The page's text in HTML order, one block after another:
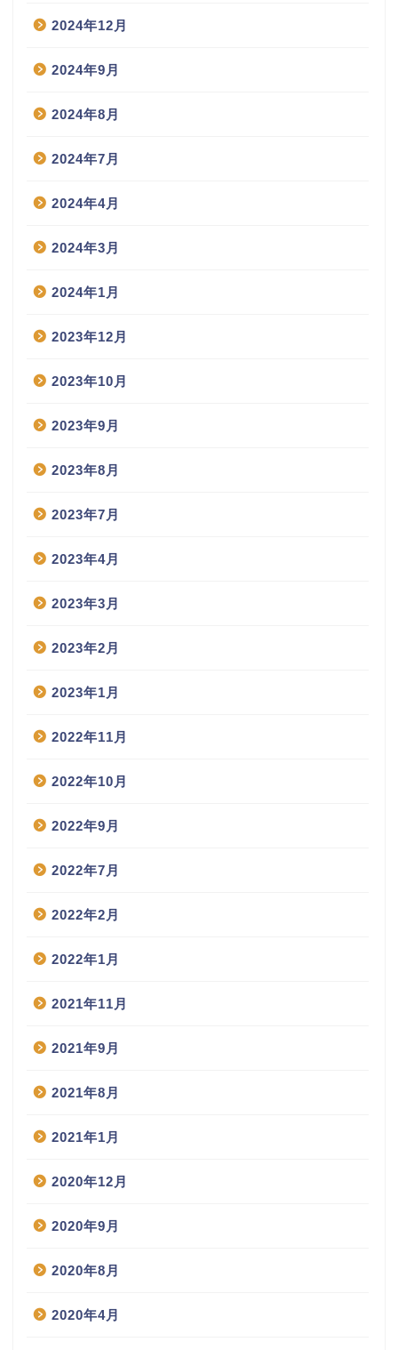
2024年12月
2024年9月
2024年8月
2024年7月
2024年4月
2024年3月
2024年1月
2023年12月
2023年10月
2023年9月
2023年8月
2023年7月
2023年4月
2023年3月
2023年2月
2023年1月
2022年11月
2022年10月
2022年9月
2022年7月
2022年2月
2022年1月
2021年11月
2021年9月
2021年8月
2021年1月
2020年12月
2020年9月
2020年8月
2020年4月